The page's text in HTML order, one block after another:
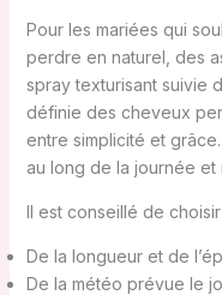
Pour les mariées qui
perdre en naturel, des
spray texturisant suivie
définie des cheveux
entre simplicité et
au long de la journée
Il est conseillé de
De la longueur et de
De la météo prévue le